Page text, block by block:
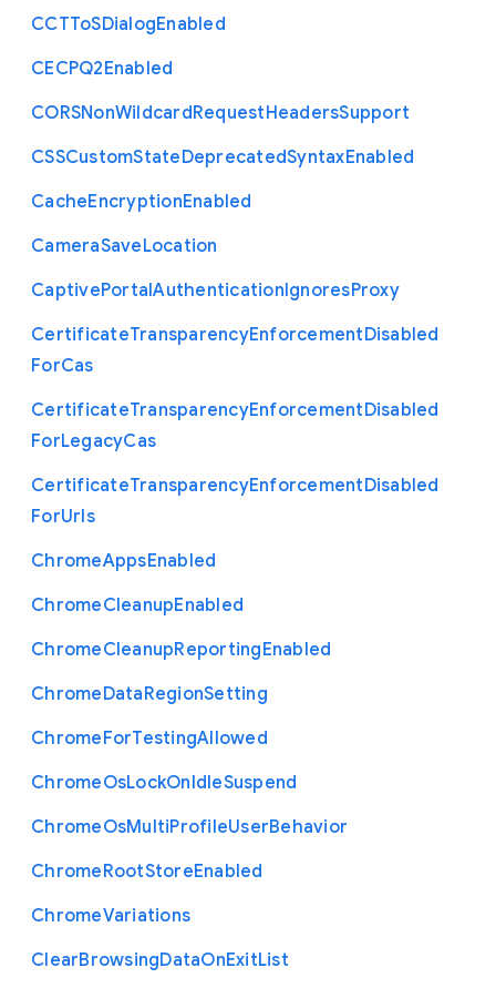
CCTToSDialogEnabled
CECPQ2Enabled
CORSNonWildcardRequestHeadersSupport
CSSCustomStateDeprecatedSyntaxEnabled
CacheEncryptionEnabled
CameraSaveLocation
CaptivePortalAuthenticationIgnoresProxy
CertificateTransparencyEnforcementDisabled
ForCas
CertificateTransparencyEnforcementDisabled
ForLegacyCas
CertificateTransparencyEnforcementDisabled
ForUrls
ChromeAppsEnabled
ChromeCleanupEnabled
ChromeCleanupReportingEnabled
ChromeDataRegionSetting
ChromeForTestingAllowed
ChromeOsLockOnIdleSuspend
ChromeOsMultiProfileUserBehavior
ChromeRootStoreEnabled
ChromeVariations
ClearBrowsingDataOnExitList